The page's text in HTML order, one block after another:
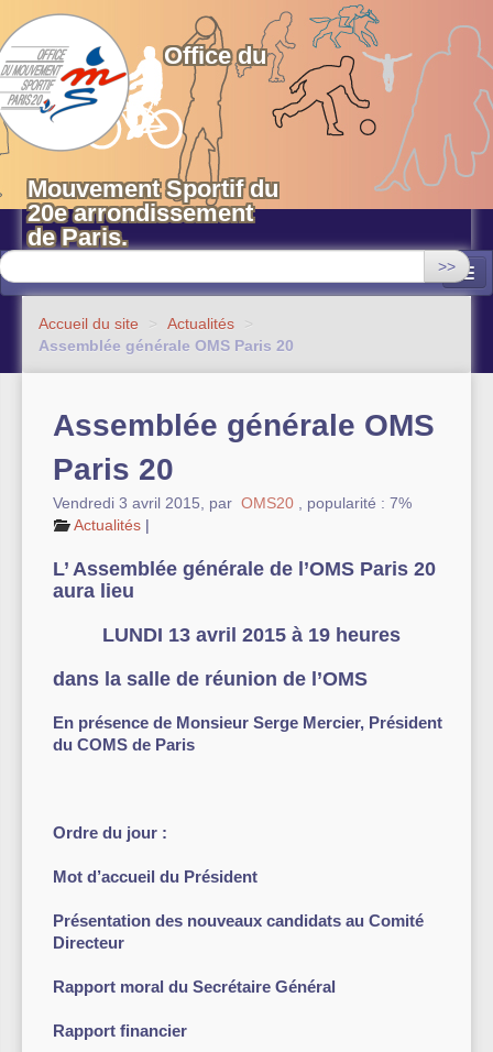
OMS 20 Paris
Office du
Mouvement Sportif du
20e arrondissement
de Paris.
>>
Equipements sportifs municipaux
Evénements
Actualités
Autre équipement sportif
Actualités des associations
Accueil du site > Actualités
>
Assemblée générale OMS Paris 20
Assemblée générale OMS
Paris 20
Vendredi 3 avril 2015 par OMS20
popularité : 7%
Actualités |
L’ Assemblée générale de l’OMS Paris 20
aura lieu
LUNDI 13 avril 2015 à 19 heures
dans la salle de réunion de l’OMS
En présence de Monsieur Serge Mercier, Président
du COMS de Paris
Ordre du jour :
Mot d’accueil du Président
Présentation des nouveaux candidats au Comité
Directeur
Rapport moral du Secrétaire Général
Rapport financier